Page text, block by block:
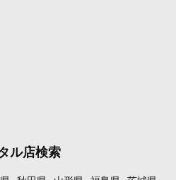
ル店検索